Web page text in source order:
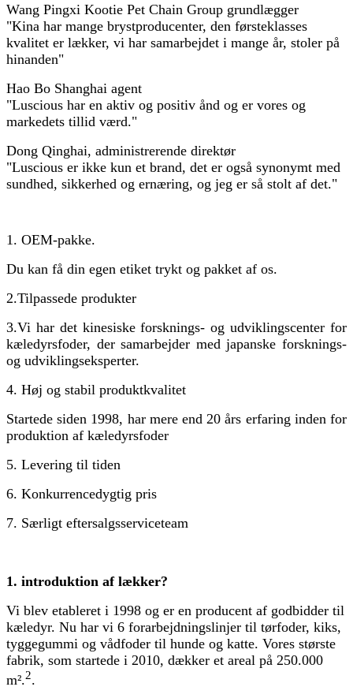
Wang Pingxi Kootie Pet Chain Group grundlægger
"Kina har mange brystproducenter, den førsteklasses
kvalitet er lækker, vi har samarbejdet i mange år, stoler på
hinanden"
Hao Bo Shanghai agent
"Luscious har en aktiv og positiv ånd og er vores og
markedets tillid værd."
Dong Qinghai, administrerende direktør
"Luscious er ikke kun et brand, det er også synonymt med
sundhed, sikkerhed og ernæring, og jeg er så stolt af det."
1. OEM-pakke.
Du kan få din egen etiket trykt og pakket af os.
2.Tilpassede produkter
3.Vi har det kinesiske forsknings- og udviklingscenter for
kæledyrsfoder, der samarbejder med japanske forsknings-
og udviklingseksperter.
4. Høj og stabil produktkvalitet
Startede siden 1998, har mere end 20 års erfaring inden for
produktion af kæledyrsfoder
5. Levering til tiden
6. Konkurrencedygtig pris
7. Særligt eftersalgsserviceteam
1. introduktion af lækker?
Vi blev etableret i 1998 og er en producent af godbidder til
kæledyr. Nu har vi 6 forarbejdningslinjer til tørfoder, kiks,
tyggegummi og vådfoder til hunde og katte. Vores største
fabrik, som startede i 2010, dækker et areal på 250.000
m².2.